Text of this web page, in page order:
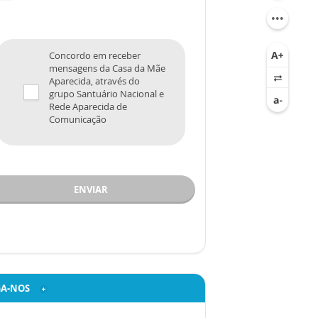
Concordo em receber
mensagens da Casa da Mãe
Aparecida, através do
grupo Santuário Nacional e
Rede Aparecida de
Comunicação
ENVIAR
NOS